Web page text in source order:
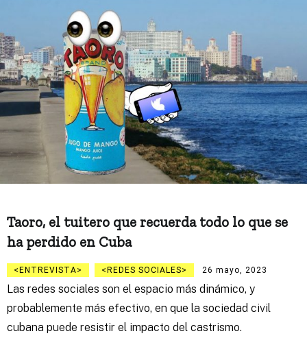
Taoro, el tuitero que recuerda todo lo que se
ha perdido en Cuba
ENTREVISTA REDES SOCIALES 26 mayo, 2023
Las redes sociales son el espacio más dinámico, y
probablemente más efectivo, en que la sociedad civil
cubana puede resistir el impacto del castrismo.